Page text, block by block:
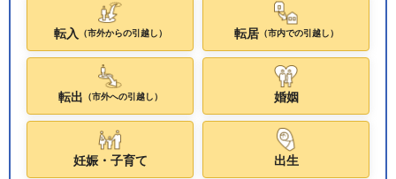
転入 （市外からの引越し） 転居（市内での引越し）
転出 （市外への引越し） 婚姻
妊娠・子育て 出生